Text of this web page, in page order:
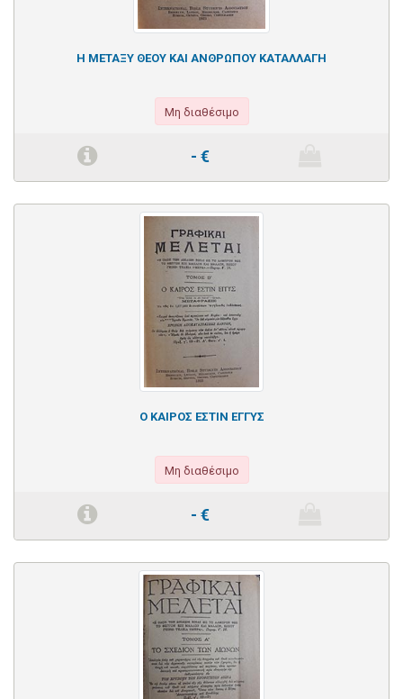
Η ΜΕΤΑΞΥ ΘΕΟΥ ΚΑΙ ΑΝΘΡΩΠΟΥ ΚΑΤΑΛΛΑΓΗ
Μη διαθέσιμο
- €
Ο ΚΑΙΡΟΣ ΕΣΤΙΝ ΕΓΓΥΣ
Μη διαθέσιμο
- €